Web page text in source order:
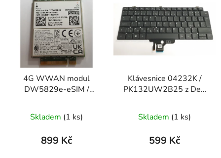
4G WWAN modul
DW5829e-eSIM /
T77W968.50 z Dell
Latitude 7310
Skladem (1 ks)
899 Kč
Klávesnice 04232K /
PK132UW2B25 z Dell
Skladem (1 ks)
599 Kč